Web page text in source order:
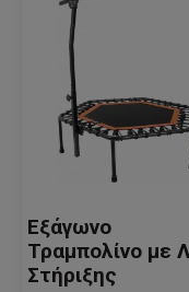
Εξάγωνο
Τραμπολίνο με
Στήριξης